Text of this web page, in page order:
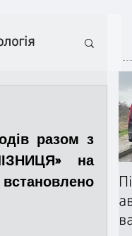
разом з
на